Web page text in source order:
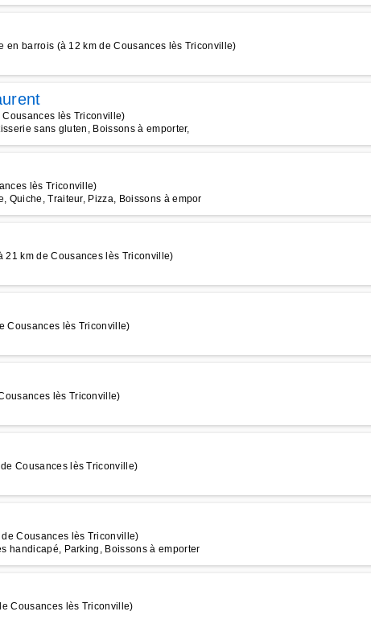
en barrois (à 12 km de Cousances lès Triconville)
lès Triconville)
sans gluten, Boissons à emporter,
lès Triconville)
Quiche, Traiteur, Pizza, Boissons à empor
21 km de Cousances lès Triconville)
Cousances lès Triconville)
lès Triconville)
Cousances lès Triconville)
Cousances lès Triconville)
handicapé, Parking, Boissons à emporter
Cousances lès Triconville)